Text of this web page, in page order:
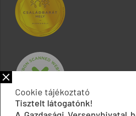
Cookie tájékoztató
Tisztelt látogatónk!